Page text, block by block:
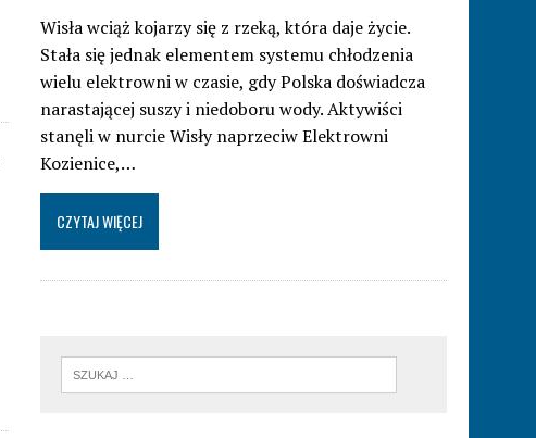
Wisła wciąż kojarzy się z rzeką, która daje życie.
Stała się jednak elementem systemu chłodzenia
wielu elektrowni w czasie, gdy Polska doświadcza
narastającej suszy i niedoboru wody. Aktywiści
stanęli w nurcie Wisły naprzeciw Elektrowni
Kozienice,…
CZYTAJ WIĘCEJ